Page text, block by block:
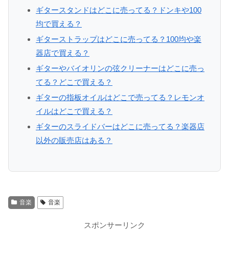
ギタースタンドはどこに売ってる？ドンキや100
均で買える？
ギターストラップはどこに売ってる？100均や楽
器店で買える？
ギターやバイオリンの弦クリーナーはどこに売っ
てる？どこで買える？
ギターの指板オイルはどこで売ってる？レモンオ
イルはどこで買える？
ギターのスライドバーはどこに売ってる？楽器店
以外の販売店はある？
音楽 音楽
スポンサーリンク